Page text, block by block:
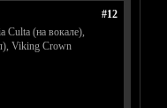
#12
Culta (на вокале),
Viking Crown